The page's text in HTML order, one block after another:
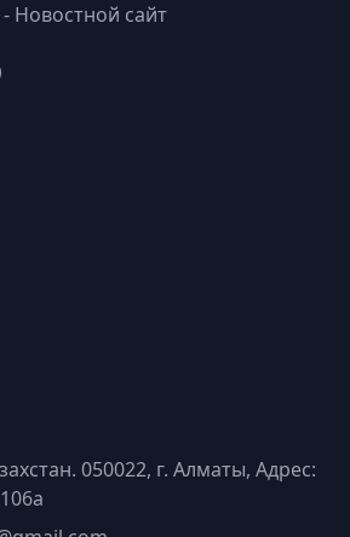
Новостной сайт
050022, г. Алматы, Адрес: